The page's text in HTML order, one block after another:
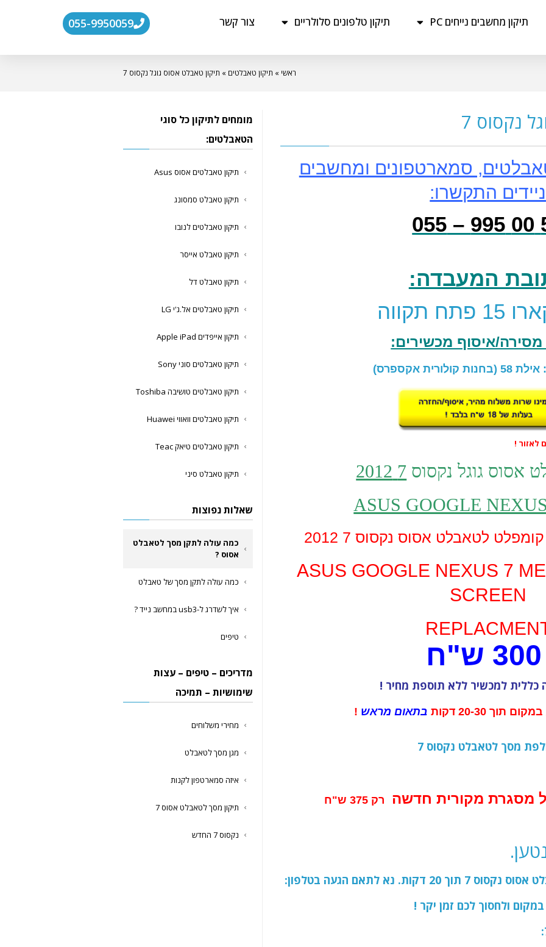
תיקון מחשבים נייחים PC תיקון טלפונים סלולריים צור קשר 055-9950059
ראשי » תיקון טאבלטים » תיקון טאבלט אסוס גוגל נקסוס 7
נקסוס 7
סמארטפונים ומחשבים
ניידים התקשרו:
המעבדה:
תקווה
מסירה/איסוף מכשירים:
: אילת 58 (בחנות קולורית אקספרס)
אסוס גוגל נקסוס 7 2012
ASUS GOOGLE
לטאבלט אסוס נקסוס 7 2012
ASUS GOOGLE NEXUS 7
SCREEN
כללית למכשיר ללא תוספת מחיר !
20-30 דקות בתאום מראש !
מסך לטאבלט נקסוס 7
מסגרת מקורית חדשה רק 375 ש"ח
נא לתאם הגעה בטלפון:
ולחסוך לכם זמן יקר !
מומחים לתיקון כל סוגי
הטאבלטים:
תיקון טאבלטים אסוס Asus
תיקון טאבלט סמסונג
תיקון טאבלטים לנובו
תיקון טאבלט אייסר
תיקון טאבלט דל
תיקון טאבלטים אל.ג'י LG
תיקון אייפדים Apple iPad
תיקון טאבלטים סוני Sony
תיקון טאבלטים טושיבה Toshiba
תיקון טאבלטים וואווי Huawei
תיקון טאבלטים טיאק Teac
תיקון טאבלט סיני
שאלות נפוצות
כמה עולה לתקן מסך לטאבלט
אסוס ?
כמה עולה לתקן מסך של טאבלט
איך לשדרג ל-usb3 במחשב נייד ?
טיפים
מדריכים – טיפים – עצות
שימושיות – תמיכה
מחירי משלוחים
מגן מסך לטאבלט
איזה סמארטפון לקנות
תיקון מסך לטאבלט אסוס 7
נקסוס 7 החדש